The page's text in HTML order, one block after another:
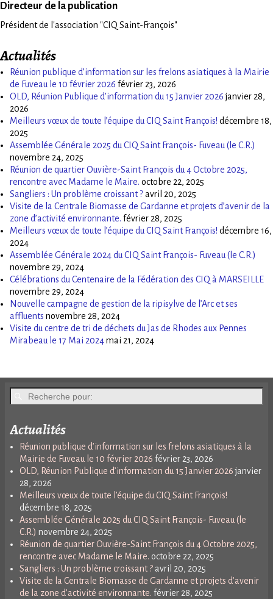
Directeur de la publication
Président de l'association "CIQ Saint-François"
Actualités
Réunion publique d’information sur les frelons asiatiques à la Mairie
de Fuveau le 10 février 2026 février 23, 2026
OLD, Réunion Publique d’information du 15 Janvier 2026 janvier 28,
2026
Meilleurs vœux de toute l’équipe du CIQ Saint François! décembre 18,
2025
Assemblée Générale 2025 du CIQ Saint François- Fuveau (le C.R.)
novembre 24, 2025
Réunion de quartier Ouvière-Saint François du 4 Octobre 2025,
rencontre avec Madame le Maire. octobre 22, 2025
Sangliers : Un problème croissant ?avril 20, 2025
Visite de la Centrale Biomasse de Gardanne et projets d’avenir de la
zone d’activité environnante. février 28, 2025
Meilleurs vœux de toute l’équipe du CIQ Saint François! décembre 16,
2024
Assemblée Générale 2024 du CIQ Saint François- Fuveau (le C.R.)
novembre 29, 2024
Célébrations du Centenaire de la Fédération des CIQ à MARSEILLE
novembre 29, 2024
Nouvelle campagne de gestion de la ripisylve de l’Arc et ses
affluents novembre 28, 2024
Visite du centre de tri de déchets du Jas de Rhodes aux Pennes
Mirabeau le 17 Mai 2024mai 21, 2024
Actualités
Réunion publique d’information sur les frelons asiatiques à la
Mairie de Fuveau le 10 février 2026 février 23, 2026
OLD, Réunion Publique d’information du 15 Janvier 2026 janvier
28, 2026
Meilleurs vœux de toute l’équipe du CIQ Saint François!
décembre 18, 2025
Assemblée Générale 2025 du CIQ Saint François- Fuveau (le
C.R.) novembre 24, 2025
Réunion de quartier Ouvière-Saint François du 4 Octobre 2025,
rencontre avec Madame le Maire. octobre 22, 2025
Sangliers : Un problème croissant ? avril 20, 2025
Visite de la Centrale Biomasse de Gardanne et projets d’avenir
de la zone d’activité environnante. février 28, 2025